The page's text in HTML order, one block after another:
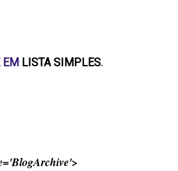
EM LISTA SIMPLES.